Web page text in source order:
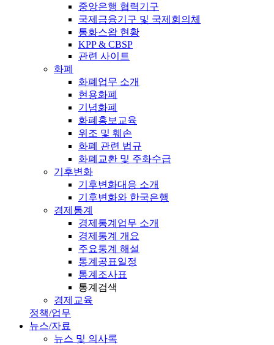
중앙은행 협력기구
국제금융기구 및 국제회의체
통화스왑 현황
KPP & CBSP
관련 사이트
화폐
화폐업무 소개
현용화폐
기념화폐
화폐홍보교육
위조 및 훼손
화폐 관련 법규
화폐교환 및 주화수급
기후변화
기후변화대응 소개
기후변화와 한국은행
경제통계
경제통계업무 소개
경제통계 개요
주요통계 해설
통계공표일정
통계조사표
통계검색
경제교육
정책/업무
뉴스/자료
뉴스 및 의사록